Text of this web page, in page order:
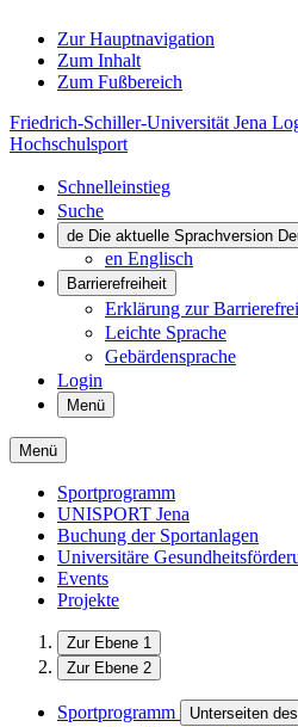
Zur Hauptnavigation
Zum Inhalt
Zum Fußbereich
Friedrich-Schiller-Universität Jena
Hochschulsport
Schnelleinstieg
Suche
de Die aktuelle Sprachversion
en Englisch
Barrierefreiheit
Erklärung zur
Leichte Sprache
Gebärdensprache
Login
Menü
Menü
Sportprogramm
UNISPORT Jena
Buchung der Sportanlagen
Universitäre
Events
Projekte
Zur Ebene 1
Zur Ebene 2
Sportprogramm Unterseiten